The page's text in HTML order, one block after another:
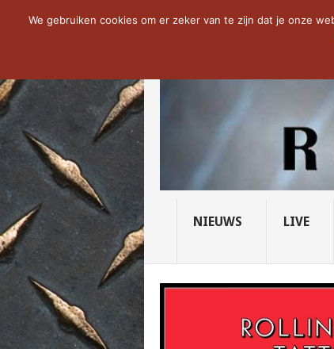
NOW TRENDING: THE VICIOUS
NIEUWS LIVE
We gebruiken cookies om er zeker van te zijn dat je onze